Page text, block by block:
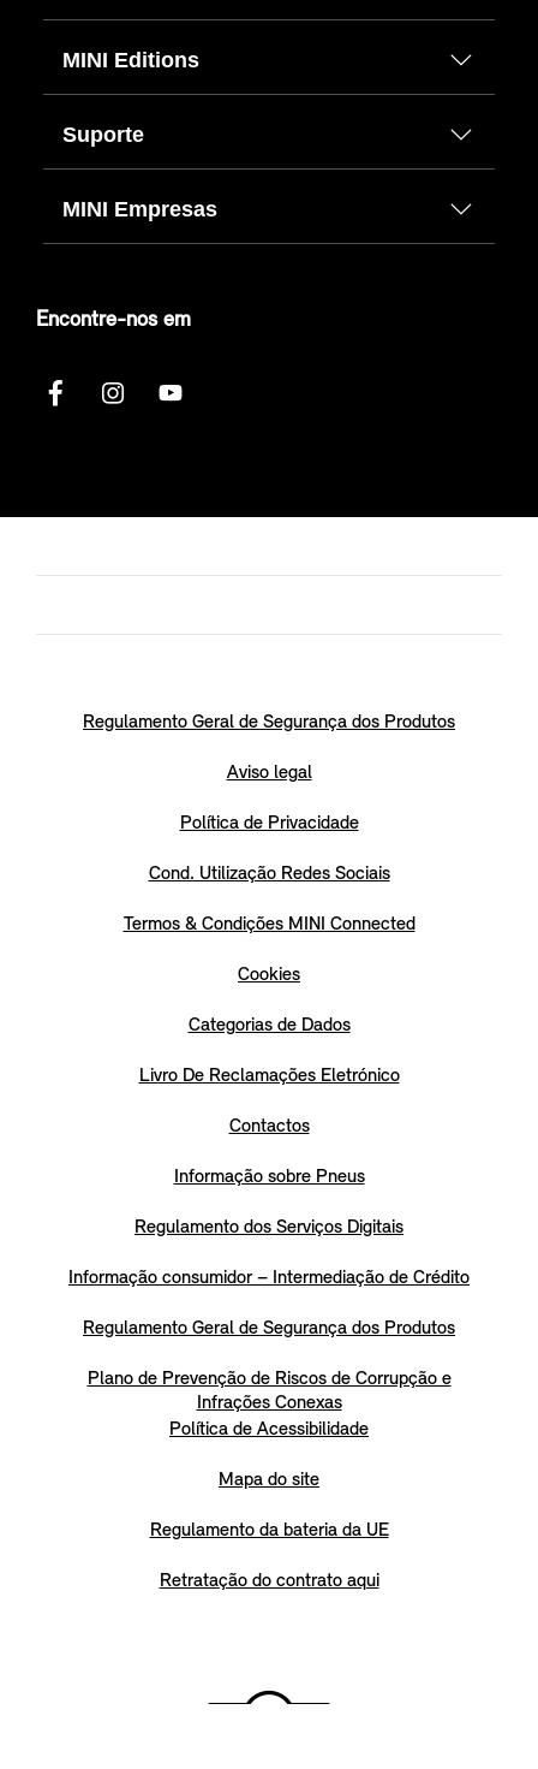
MINI Editions
Suporte
MINI Empresas
Encontre-nos em
Regulamento Geral de Segurança dos Produtos
Aviso legal
Política de Privacidade
Cond. Utilização Redes Sociais
Termos & Condições MINI Connected
Cookies
Categorias de Dados
Livro De Reclamações Eletrónico
Contactos
Informação sobre Pneus
Regulamento dos Serviços Digitais
Informação consumidor – Intermediação de Crédito
Regulamento Geral de Segurança dos Produtos
Plano de Prevenção de Riscos de Corrupção e
Infrações Conexas
Política de Acessibilidade
Mapa do site
Regulamento da bateria da UE
Retratação do contrato aqui